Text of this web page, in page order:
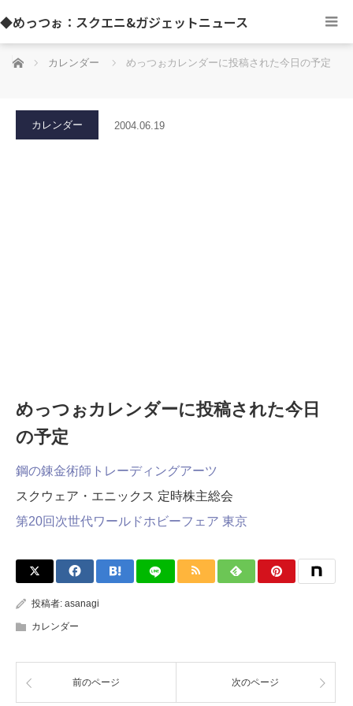
◆めっつぉ：スクエニ&ガジェットニュース
ホーム カレンダー めっつぉカレンダーに投稿された今日の予定
カレンダー 2004.06.19
めっつぉカレンダーに投稿された今日
の予定
鋼の錬金術師トレーディングアーツ
スクウェア・エニックス 定時株主総会
第20回次世代ワールドホビーフェア 東京
投稿者: asanagi
カレンダー
前のページ 次のページ